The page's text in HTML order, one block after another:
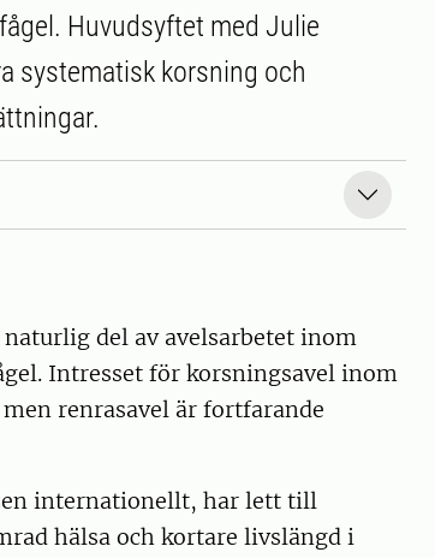
Huvudsyftet med Julie
systematisk korsning och
del av avelsarbetet inom
Intresset för korsningsavel inom
renrasavel är fortfarande
internationellt, har lett till
hälsa och kortare livslängd i